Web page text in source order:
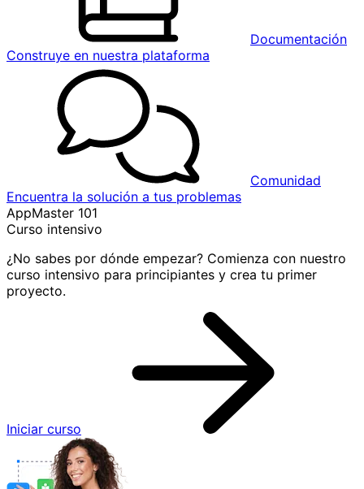
Documentación
Construye en nuestra plataforma
Comunidad
Encuentra la solución a tus problemas
AppMaster 101
Curso intensivo
¿No sabes por dónde empezar? Comienza con nuestro
curso intensivo para principiantes y crea tu primer
proyecto.
Iniciar curso